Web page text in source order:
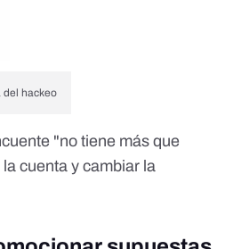
del hackeo
"no tiene más que
cuenta y cambiar la